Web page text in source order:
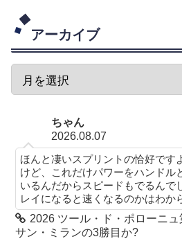
アーカイブ
ちゃん
2026.08.07
ほんと凄いスプリントの恰好です
けど、これだけパワーをハンドル
いるんだからスピードもでるんで
レイになると速くなるのかはわか
2026 ツール・ド・ポローニ
サン・ミランの3勝目か?